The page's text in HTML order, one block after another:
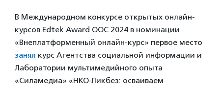
В Международном конкурсе открытых онлайн-
курсов Edtek Award OOC 2024 в номинации
«Внеплатформенный онлайн-курс» первое место
занял курс Агентства социальной информации и
Лаборатории мультимедийного опыта
«Силамедиа» «НКО-Ликбез: осваиваем